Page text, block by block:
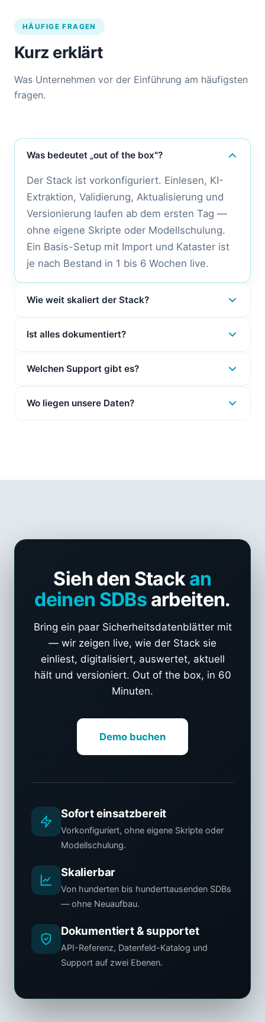
HÄUFIGE FRAGEN
Kurz erklärt
Was Unternehmen vor der Einführung am häufigsten
fragen.
Was bedeutet „out of the box"?
Der Stack ist vorkonfiguriert. Einlesen, KI-
Extraktion, Validierung, Aktualisierung und
Versionierung laufen ab dem ersten Tag —
ohne eigene Skripte oder Modellschulung.
Ein Basis-Setup mit Import und Kataster ist
je nach Bestand in 1 bis 6 Wochen live.
Wie weit skaliert der Stack?
Ist alles dokumentiert?
Welchen Support gibt es?
Wo liegen unsere Daten?
Sieh den Stackan
deinen SDBs arbeiten.
Bring ein paar Sicherheitsdatenblätter mit
— wir zeigen live, wie der Stack sie
einliest, digitalisiert, auswertet, aktuell
hält und versioniert. Out of the box, in 60
Minuten.
Demo buchen
Sofort einsatzbereit
Vorkonfiguriert, ohne eigene Skripte oder
Modellschulung.
Skalierbar
Von hunderten bis hunderttausenden SDBs
— ohne Neuaufbau.
Dokumentiert & supportet
API-Referenz, Datenfeld-Katalog und
Support auf zwei Ebenen.